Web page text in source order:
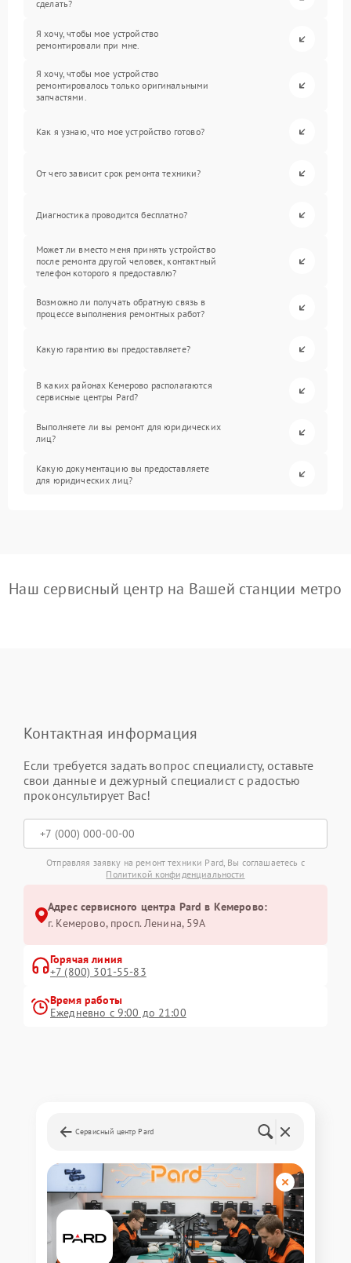
сделать?
Я хочу, чтобы мое устройство
ремонтировали при мне.
Я хочу, чтобы мое устройство
ремонтировалось только оригинальными
запчастями.
Как я узнаю, что мое устройство готово?
От чего зависит срок ремонта техники?
Диагностика проводится бесплатно?
Может ли вместо меня принять устройство
после ремонта другой человек, контактный
телефон которого я предоставлю?
Возможно ли получать обратную связь в
процессе выполнения ремонтных работ?
Какую гарантию вы предоставляете?
В каких районах Кемерово располагаются
сервисные центры Pard?
Выполняете ли вы ремонт для юридических
лиц?
Какую документацию вы предоставляете
для юридических лиц?
Наш сервисный центр на Вашей станции метро
Контактная информация
Если требуется задать вопрос специалисту, оставьте
свои данные и дежурный специалист с радостью
проконсультирует Вас!
Отправляя заявку на ремонт техники Pard, Вы соглашаетесь с
Политикой конфиденциальности
Адрес сервисного центра Pard в Кемерово:
г. Кемерово, просп. Ленина, 59А
Горячая линия
+7 (800) 301-55-83
Время работы
Ежедневно с 9:00 до 21:00
Сервисный центр Pard